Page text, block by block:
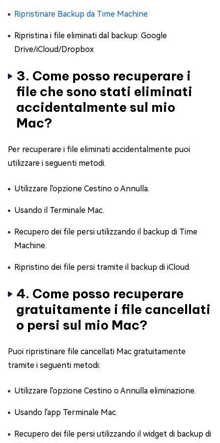
Ripristinare Backup da Time Machine
Ripristina i file eliminati dal backup: Google
Drive/iCloud/Dropbox
3. Come posso recuperare i
file che sono stati eliminati
accidentalmente sul mio
Mac?
Per recuperare i file eliminati accidentalmente puoi
utilizzare i seguenti metodi.
Utilizzare l'opzione Cestino o Annulla.
Usando il Terminale Mac.
Recupero dei file persi utilizzando il backup di Time
Machine.
Ripristino dei file persi tramite il backup di iCloud.
4. Come posso recuperare
gratuitamente i file cancellati
o persi sul mio Mac?
Puoi ripristinare file cancellati Mac gratuitamente
tramite i seguenti metodi:
Utilizzare l'opzione Cestino o Annulla eliminazione.
Usando l'app Terminale Mac.
Recupero dei file persi utilizzando il widget di backup di